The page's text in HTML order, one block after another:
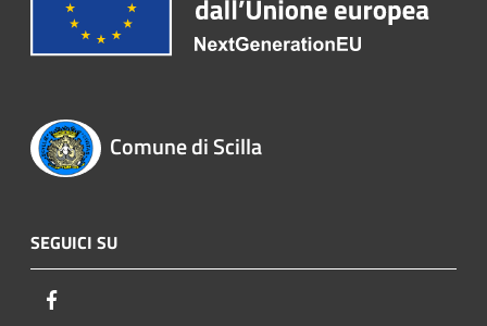
Comune di Scilla
SEGUICI SU